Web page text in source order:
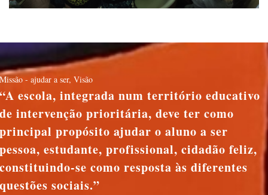
Missão - ajudar a ser, Visão
A escola, integrada num território educativo
de intervenção prioritária, deve ter como
principal propósito ajudar o aluno a ser
pessoa, estudante, profissional, cidadão feliz,
constituindo-se como resposta às diferentes
questões sociais.